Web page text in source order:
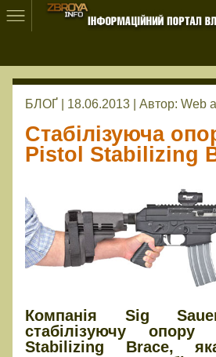
БЛОҐ | 18.06.2013 | Автор: Web
Стабілізуюча
Pistol Stabilizing
Компанія Sig
стабілізуючу
Stabilizing Brace,